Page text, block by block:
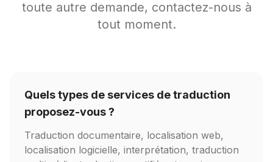
toute autre demande, contactez-nous à
tout moment.
Quels types de services de traduction
proposez-vous ?
Traduction documentaire, localisation web,
localisation logicielle, interprétation, traduction